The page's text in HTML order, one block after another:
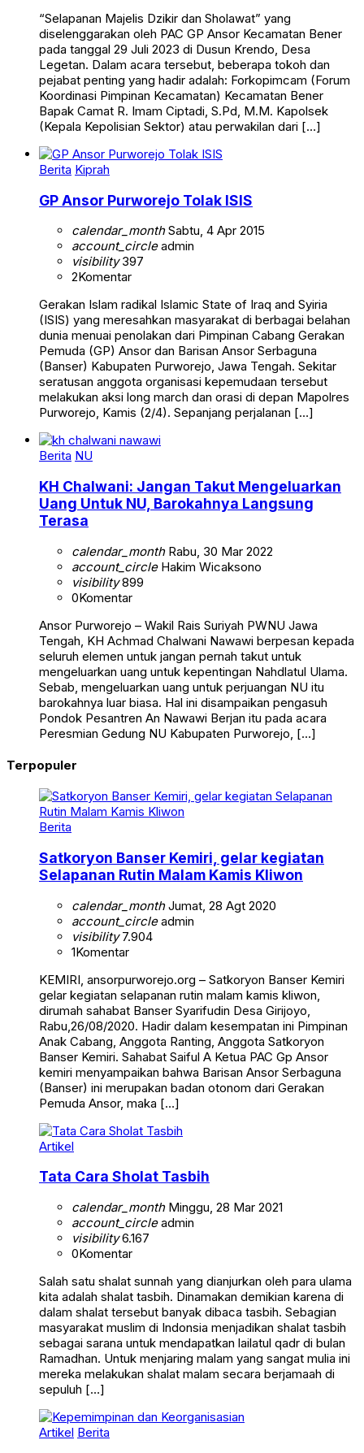
“Selapanan Majelis Dzikir dan Sholawat” yang
diselenggarakan oleh PAC GP Ansor Kecamatan Bener
pada tanggal 29 Juli 2023 di Dusun Krendo, Desa
Legetan. Dalam acara tersebut, beberapa tokoh dan
pejabat penting yang hadir adalah: Forkopimcam (Forum
Koordinasi Pimpinan Kecamatan) Kecamatan Bener
Bapak Camat R. Imam Ciptadi, S.Pd, M.M. Kapolsek
(Kepala Kepolisian Sektor) atau perwakilan dari […]
Berita Kiprah
GP Ansor Purworejo Tolak ISIS
calendar_monthSabtu, 4 Apr 2015
account_circleadmin
visibility397
2Komentar
Gerakan Islam radikal Islamic State of Iraq and Syiria
(ISIS) yang meresahkan masyarakat di berbagai belahan
dunia menuai penolakan dari Pimpinan Cabang Gerakan
Pemuda (GP) Ansor dan Barisan Ansor Serbaguna
(Banser) Kabupaten Purworejo, Jawa Tengah. Sekitar
seratusan anggota organisasi kepemudaan tersebut
melakukan aksi long march dan orasi di depan Mapolres
Purworejo, Kamis (2/4). Sepanjang perjalanan […]
Berita NU
KH Chalwani: Jangan Takut Mengeluarkan
Uang Untuk NU, Barokahnya Langsung
Terasa
calendar_monthRabu, 30 Mar 2022
account_circleHakim Wicaksono
visibility899
0Komentar
Ansor Purworejo – Wakil Rais Suriyah PWNU Jawa
Tengah, KH Achmad Chalwani Nawawi berpesan kepada
seluruh elemen untuk jangan pernah takut untuk
mengeluarkan uang untuk kepentingan Nahdlatul Ulama.
Sebab, mengeluarkan uang untuk perjuangan NU itu
barokahnya luar biasa. Hal ini disampaikan pengasuh
Pondok Pesantren An Nawawi Berjan itu pada acara
Peresmian Gedung NU Kabupaten Purworejo, […]
Terpopuler
Berita
Satkoryon Banser Kemiri, gelar kegiatan
Selapanan Rutin Malam Kamis Kliwon
calendar_monthJumat, 28 Agt 2020
account_circleadmin
visibility7.904
1Komentar
KEMIRI, ansorpurworejo.org – Satkoryon Banser Kemiri
gelar kegiatan selapanan rutin malam kamis kliwon,
dirumah sahabat Banser Syarifudin Desa Girijoyo,
Rabu,26/08/2020. Hadir dalam kesempatan ini Pimpinan
Anak Cabang, Anggota Ranting, Anggota Satkoryon
Banser Kemiri. Sahabat Saiful A Ketua PAC Gp Ansor
kemiri menyampaikan bahwa Barisan Ansor Serbaguna
(Banser) ini merupakan badan otonom dari Gerakan
Pemuda Ansor, maka […]
Artikel
Tata Cara Sholat Tasbih
calendar_monthMinggu, 28 Mar 2021
account_circleadmin
visibility6.167
0Komentar
Salah satu shalat sunnah yang dianjurkan oleh para ulama
kita adalah shalat tasbih. Dinamakan demikian karena di
dalam shalat tersebut banyak dibaca tasbih. Sebagian
masyarakat muslim di Indonsia menjadikan shalat tasbih
sebagai sarana untuk mendapatkan lailatul qadr di bulan
Ramadhan. Untuk menjaring malam yang sangat mulia ini
mereka melakukan shalat malam secara berjamaah di
sepuluh […]
Artikel Berita